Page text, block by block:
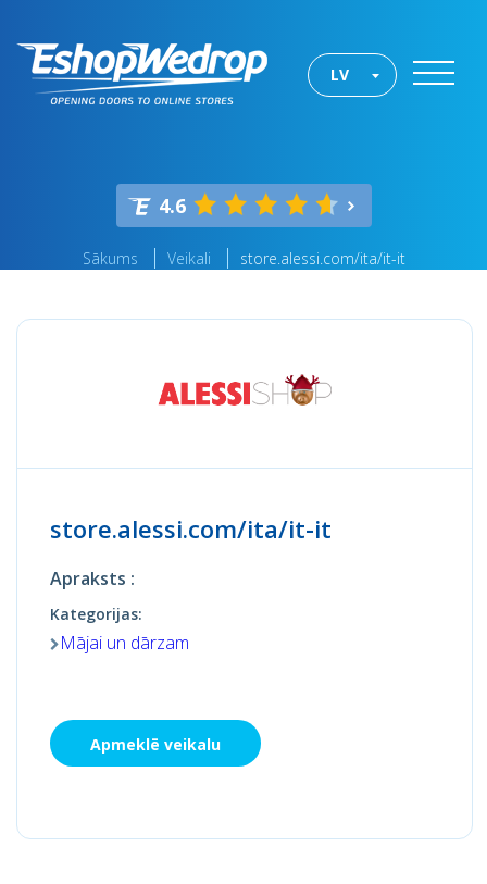
LV
4.6
Sākums Veikali store.alessi.com/ita/it-it
store.alessi.com/ita/it-it
Apraksts :
Kategorijas:
Mājai un dārzam
Apmeklē veikalu